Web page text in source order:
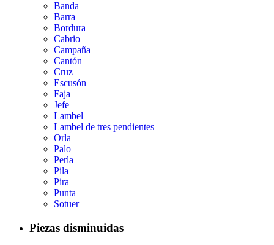
Banda
Barra
Bordura
Cabrio
Campaña
Cantón
Cruz
Escusón
Faja
Jefe
Lambel
Lambel de tres pendientes
Orla
Palo
Perla
Pila
Pira
Punta
Sotuer
Piezas disminuidas